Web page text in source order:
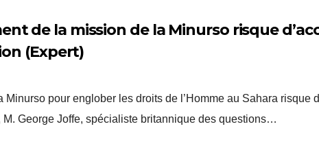
de la mission de la Minurso risque
(Expert)
Minurso pour englober les droits de l’Homme au Sahara risque
M. George Joffe, spécialiste britannique des questions…